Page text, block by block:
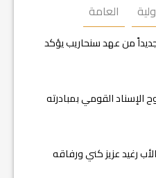
العامة
من عهد سنحاريب يؤكد
الإسناد القومي بمبادرته
الأب رغيد عزيز كني ورفاقه